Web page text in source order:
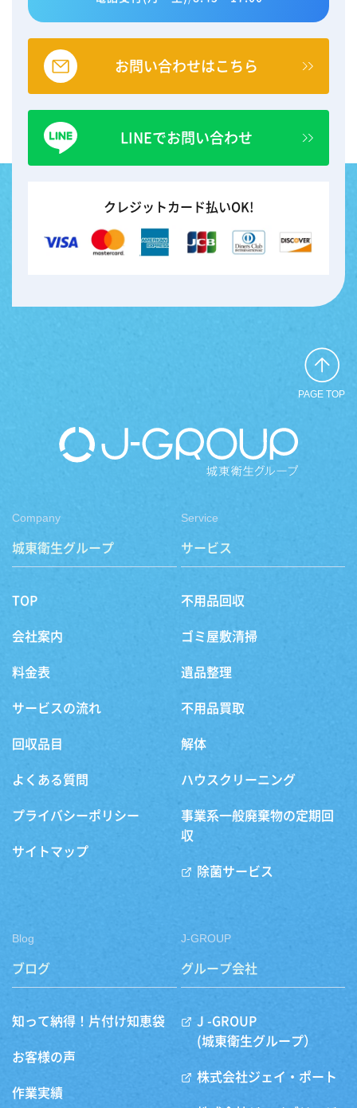
お問い合わせはこちら
LINEでお問い合わせ
クレジットカード払いOK!
PAGE TOP
Company
城東衛生グループ
TOP
会社案内
料金表
サービスの流れ
回収品目
よくある質問
プライバシーポリシー
サイトマップ
Service
サービス
不用品回収
ゴミ屋敷清掃
遺品整理
不用品買取
解体
ハウスクリーニング
事業系一般廃棄物の定期回
収
除菌サービス
Blog
ブログ
知って納得！片付け知恵袋
お客様の声
作業実績
J-GROUP
グループ会社
J -GROUP
(城東衛生グループ）
株式会社ジェイ・ポート